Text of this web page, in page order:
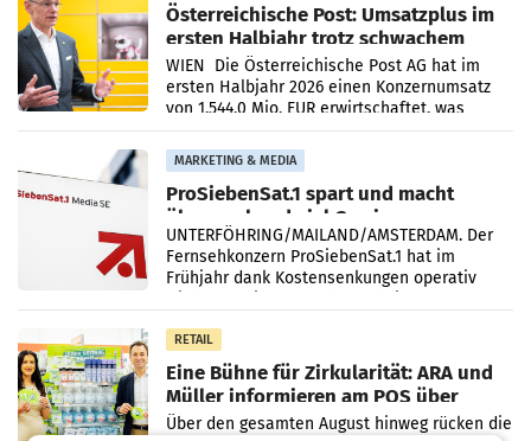
Österreichische Post: Umsatzplus im
ersten Halbjahr trotz schwachem
Briefgeschäft
WIEN Die Österreichische Post AG hat im
ersten Halbjahr 2026 einen Konzernumsatz
von 1.544,0 Mio. EUR erwirtschaftet, was
einem Plus von 3,8 Prozent gegenüber dem
Vergleichszeitraum
MARKETING & MEDIA
ProSiebenSat.1 spart und macht
überraschend viel Gewinn
UNTERFÖHRING/MAILAND/AMSTERDAM. Der
Fernsehkonzern ProSiebenSat.1 hat im
Frühjahr dank Kostensenkungen operativ
RETAIL
Eine Bühne für Zirkularität: ARA und
Müller informieren am POS über
Kreislauffähigkeit
Über den gesamten August hinweg rücken die